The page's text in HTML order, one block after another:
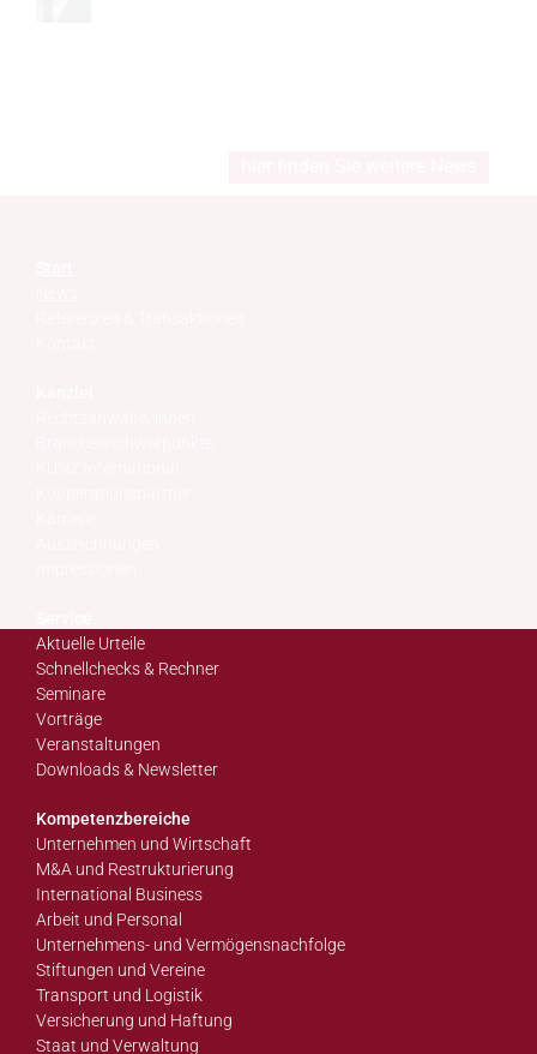
Aktuelle Urteile
Schnellchecks & Rechner
Seminare
Vorträge
Veranstaltungen
Downloads & Newsletter
Kompetenzbereiche
Unternehmen und Wirtschaft
M&A und Restrukturierung
International Business
Arbeit und Personal
Unternehmens- und Vermögensnachfolge
Stiftungen und Vereine
Transport und Logistik
Versicherung und Haftung
Staat und Verwaltung